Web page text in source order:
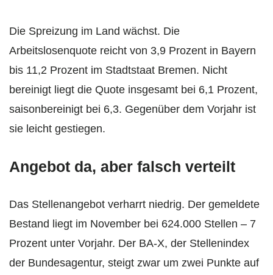
Die Spreizung im Land wächst. Die
Arbeitslosenquote reicht von 3,9 Prozent in Bayern
bis 11,2 Prozent im Stadtstaat Bremen. Nicht
bereinigt liegt die Quote insgesamt bei 6,1 Prozent,
saisonbereinigt bei 6,3. Gegenüber dem Vorjahr ist
sie leicht gestiegen.
Angebot da, aber falsch verteilt
Das Stellenangebot verharrt niedrig. Der gemeldete
Bestand liegt im November bei 624.000 Stellen – 7
Prozent unter Vorjahr. Der BA-X, der Stellenindex
der Bundesagentur, steigt zwar um zwei Punkte auf